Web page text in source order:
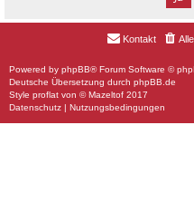
Kontakt
Powered by phpBB® Forum Software ©
Deutsche Übersetzung durch phpBB.de
Style proflat von ©Mazeltof 2017
Datenschutz | Nutzungsbedingungen